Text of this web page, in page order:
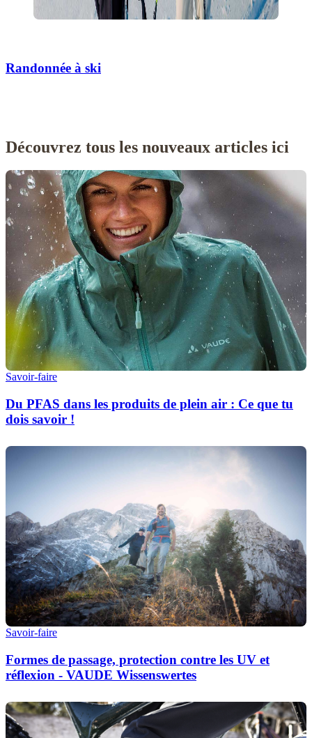
Randonnée à ski
Découvrez tous les nouveaux articles ici
Savoir-faire
Du PFAS dans les produits de plein air : Ce que tu
dois savoir !
Savoir-faire
Formes de passage, protection contre les UV et
réflexion - VAUDE Wissenswertes